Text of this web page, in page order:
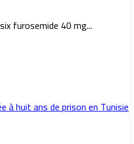
furosemide 40 mg...
à huit ans de prison en Tunisie